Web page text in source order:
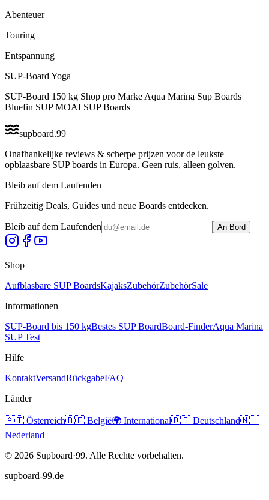
Abenteuer
Touring
Entspannung
SUP-Board Yoga
SUP-Board 150 kg Shop pro Marke Aqua Marina Sup Boards
Bluefin SUP MOAI SUP Boards
supboard.99
Onafhankelijke reviews & scherpe prijzen voor de leukste
opblaasbare SUP boards in Europa. Geen ruis, alleen golven.
Bleib auf dem Laufenden
Frühzeitig Deals, Guides und neue Boards entdecken.
Bleib auf dem Laufenden An Bord
Shop
Aufblasbare SUP BoardsKajaksZubehörZubehörSale
Informationen
SUP-Board bis 150 kgBestes SUP BoardBoard-FinderAqua Marina
SUP Test
Hilfe
KontaktVersandRückgabeFAQ
Länder
🇦🇹 Österreich🇧🇪 België🌍 International🇩🇪 Deutschland🇳🇱
Nederland
© 2026 Supboard·99. Alle Rechte vorbehalten.
supboard-99.de